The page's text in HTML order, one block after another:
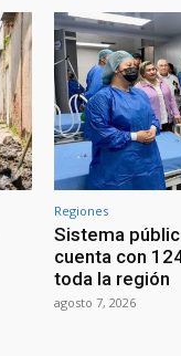
Regiones
Sistema
cuenta con
toda la región
agosto 7, 2026